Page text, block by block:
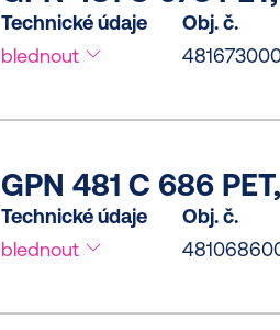
Technické údaje
blednout
Obj. č.
GPN 481 C 686
Technické údaje
blednout
Obj. č.